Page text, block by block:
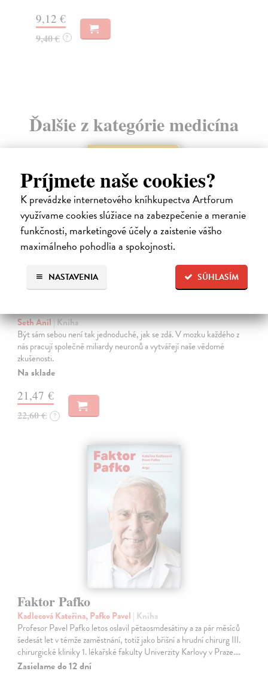
Príjmete naše cookies?
K prevádzke internetového kníhkupectva Artforum
využívame cookies slúžiace na zabezpečenie a meranie
funkčnosti, marketingové účely a zaistenie vášho
maximálneho pohodlia a spokojnosti.
SÚHLASÍM
NASTAVENIA
9,12 €
9,40 € ?
Ďalšie z kategórie medicína
Seth Anil| Kniha
Být sám sebou není tak jednoduché, jak se zdá. V mozku každého z
nás pracují společně miliardy neuronů a vytvářejí naše vědomé
zkušenosti.
Na sklade
21,47 €
22,60 € ?
Faktor Pafko
Kadlecová Kateřina, Pafko Pavel | Kniha
Profesor Pavel Pafko letos oslavil pětaosmdesátiny a za pár měsíců
šedesát let v témže zaměstnání, totiž jako břišní a hrudní chirurg III.
chirurgické kliniky 1. lékařské fakulty Univerzity Karlovy v Praze.…
Zasielame do 12 dní